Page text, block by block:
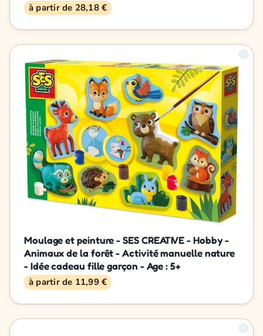
à partir de 28,18 €
Moulage et peinture - SES CREATIVE - Hobby -
Animaux de la forêt - Activité manuelle nature
- Idée cadeau fille garçon - Age : 5+
à partir de 11,99 €